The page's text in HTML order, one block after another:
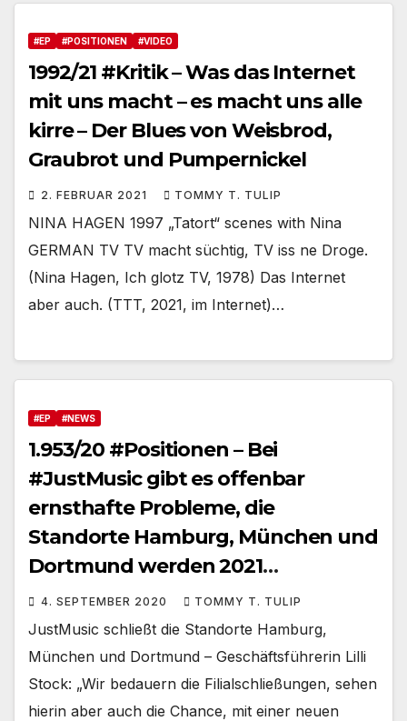
#EP #POSITIONEN #VIDEO
1992/21 #Kritik – Was das Internet
mit uns macht – es macht uns alle
kirre – Der Blues von Weisbrod,
Graubrot und Pumpernickel
2. FEBRUAR 2021 TOMMY T. TULIP
NINA HAGEN 1997 „Tatort“ scenes with Nina
GERMAN TV TV macht süchtig, TV iss ne Droge.
(Nina Hagen, Ich glotz TV, 1978) Das Internet
aber auch. (TTT, 2021, im Internet)…
#EP #NEWS
1.953/20 #Positionen – Bei
#JustMusic gibt es offenbar
ernsthafte Probleme, die
Standorte Hamburg, München und
Dortmund werden 2021
zugemacht
4. SEPTEMBER 2020 TOMMY T. TULIP
JustMusic schließt die Standorte Hamburg,
München und Dortmund – Geschäftsführerin Lilli
Stock: „Wir bedauern die Filialschließungen, sehen
hierin aber auch die Chance, mit einer neuen